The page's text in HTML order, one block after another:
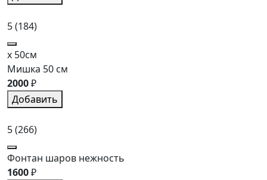
5(184)
x 50см
Мишка 50 см
2000₽
Добавить
5(266)
Фонтан шаров нежность
1600₽